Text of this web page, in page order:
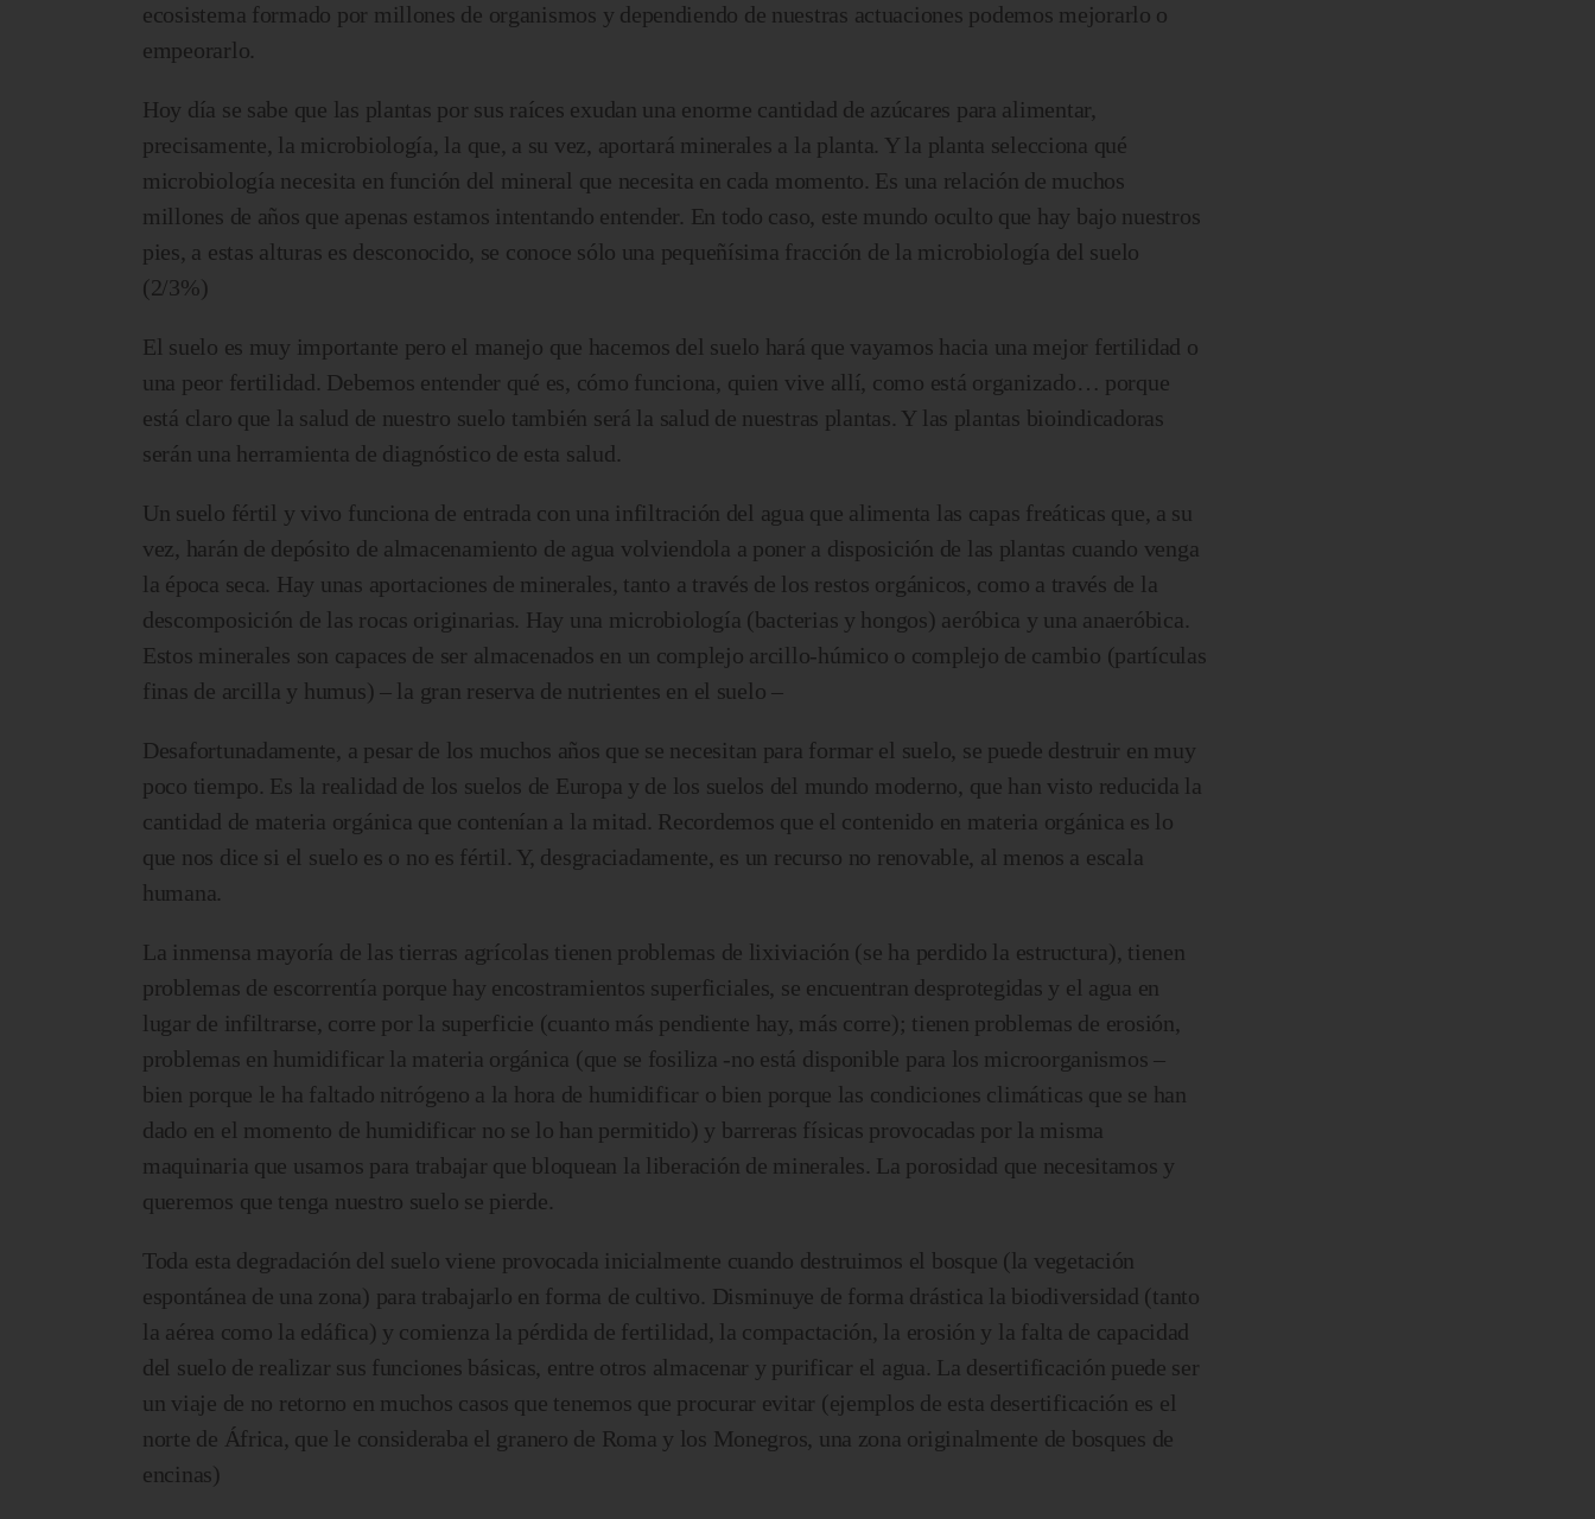
ecosistema formado por millones de organismos y dependiendo de nuestras actuaciones podemos mejorarlo o
empeorarlo.
Hoy día se sabe que las plantas por sus raíces exudan una enorme cantidad de azúcares para alimentar,
precisamente, la microbiología, la que, a su vez, aportará minerales a la planta. Y la planta selecciona qué
microbiología necesita en función del mineral que necesita en cada momento. Es una relación de muchos
millones de años que apenas estamos intentando entender. En todo caso, este mundo oculto que hay bajo nuestros
pies, a estas alturas es desconocido, se conoce sólo una pequeñísima fracción de la microbiología del suelo
(2/3%)
El suelo es muy importante pero el manejo que hacemos del suelo hará que vayamos hacia una mejor fertilidad o
una peor fertilidad. Debemos entender qué es, cómo funciona, quien vive allí, como está organizado… porque
está claro que la salud de nuestro suelo también será la salud de nuestras plantas. Y las plantas bioindicadoras
serán una herramienta de diagnóstico de esta salud.
Un suelo fértil y vivo funciona de entrada con una infiltración del agua que alimenta las capas freáticas que, a su
vez, harán de depósito de almacenamiento de agua volviendola a poner a disposición de las plantas cuando venga
la época seca. Hay unas aportaciones de minerales, tanto a través de los restos orgánicos, como a través de la
descomposición de las rocas originarias. Hay una microbiología (bacterias y hongos) aeróbica y una anaeróbica.
Estos minerales son capaces de ser almacenados en un complejo arcillo-húmico o complejo de cambio (partículas
finas de arcilla y humus) – la gran reserva de nutrientes en el suelo –
Desafortunadamente, a pesar de los muchos años que se necesitan para formar el suelo, se puede destruir en muy
poco tiempo. Es la realidad de los suelos de Europa y de los suelos del mundo moderno, que han visto reducida la
cantidad de materia orgánica que contenían a la mitad. Recordemos que el contenido en materia orgánica es lo
que nos dice si el suelo es o no es fértil. Y, desgraciadamente, es un recurso no renovable, al menos a escala
humana.
La inmensa mayoría de las tierras agrícolas tienen problemas de lixiviación (se ha perdido la estructura), tienen
problemas de escorrentía porque hay encostramientos superficiales, se encuentran desprotegidas y el agua en
lugar de infiltrarse, corre por la superficie (cuanto más pendiente hay, más corre); tienen problemas de erosión,
problemas en humidificar la materia orgánica (que se fosiliza -no está disponible para los microorganismos –
bien porque le ha faltado nitrógeno a la hora de humidificar o bien porque las condiciones climáticas que se han
dado en el momento de humidificar no se lo han permitido) y barreras físicas provocadas por la misma
maquinaria que usamos para trabajar que bloquean la liberación de minerales. La porosidad que necesitamos y
queremos que tenga nuestro suelo se pierde.
Toda esta degradación del suelo viene provocada inicialmente cuando destruimos el bosque (la vegetación
espontánea de una zona) para trabajarlo en forma de cultivo. Disminuye de forma drástica la biodiversidad (tanto
la aérea como la edáfica) y comienza la pérdida de fertilidad, la compactación, la erosión y la falta de capacidad
del suelo de realizar sus funciones básicas, entre otros almacenar y purificar el agua. La desertificación puede ser
un viaje de no retorno en muchos casos que tenemos que procurar evitar (ejemplos de esta desertificación es el
norte de África, que le consideraba el granero de Roma y los Monegros, una zona originalmente de bosques de
encinas)